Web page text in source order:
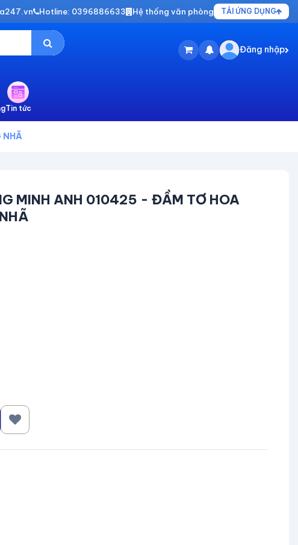
Hotline: 0396886633 Hệ thống văn phòng TẢI ỨNG DỤNG
Đăng nhập
Tin tức
NHÃ
MINH ANH 010425 - ĐẦM TƠ HOA